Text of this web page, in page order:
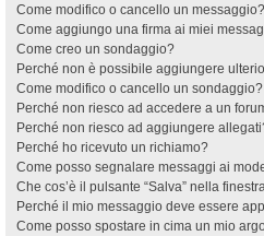
Come modifico o cancello un messaggio?
Come aggiungo una firma ai miei
Come creo un sondaggio?
Perché non è possibile aggiungere
Come modifico o cancello un sondaggio?
Perché non riesco ad accedere a un
Perché non riesco ad aggiungere
Perché ho ricevuto un richiamo?
Come posso segnalare messaggi ai
Che cos’è il pulsante “Salva” nella
Perché il mio messaggio deve essere
Come posso spostare in cima un mio